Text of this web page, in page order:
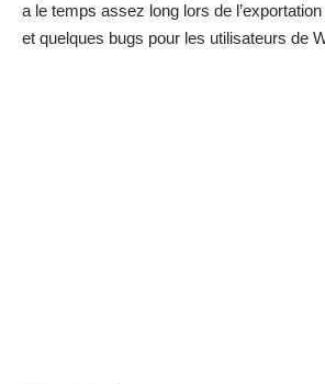
a le temps assez long lors de
et quelques bugs pour les utilisateurs de